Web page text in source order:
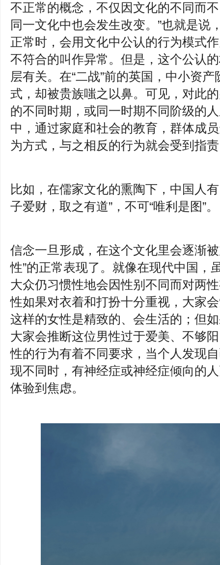
不正常的概念，不仅因文化的不同而
同一文化中也会发生改变。”也就是说
正常时，会用文化中公认的行为模式
不符合的叫作异常。但是，这个公认
层有关。在“二战”前的英国，中小资
式，却被贵族嗤之以鼻。可见，对此
的不同时期，或同一时期不同阶级的
中，通过家庭和社会的教育，群体成
为方式，与之相反的行为就会受到指
比如，在儒家文化的熏陶下，中国人
子爱财，取之有道”，不可“唯利是图”。
信念一旦形成，在这个文化里会逐渐
性”的正常表现了。就像在现代中国，
大众仍习惯性地会因性别不同而对两
性如果对衣着和打扮十分重视，大家
这样的女性是精致的、会生活的；但
大家会推断这位男性过于爱美、不够
性的行为有着不同要求，当个人发现
现不同时，有神经症或神经症倾向的
体验到焦虑。